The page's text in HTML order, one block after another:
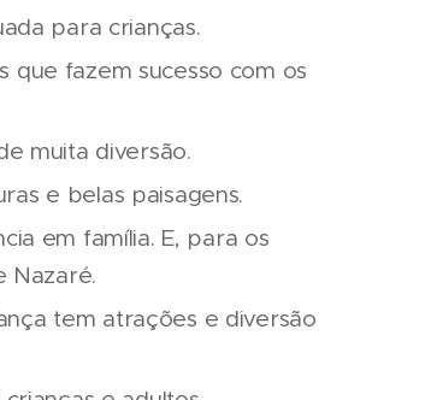
para crianças.
que fazem sucesso com os
muita diversão.
e belas paisagens.
em família. E, para os
Nazaré.
tem atrações e diversão